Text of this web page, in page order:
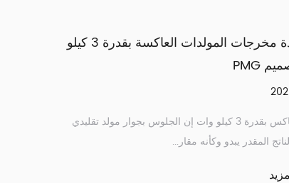
حرارة مضخة مياه الديزل
إحدى نقاط الفشل الأكثر شيوعًا التي يتم
معدات ضخ الديزل، وفهم سبب حدوث ...